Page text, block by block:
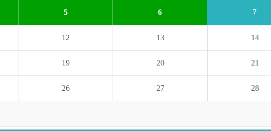
5 6 7
12 13 14
19 20 21
26 27 28